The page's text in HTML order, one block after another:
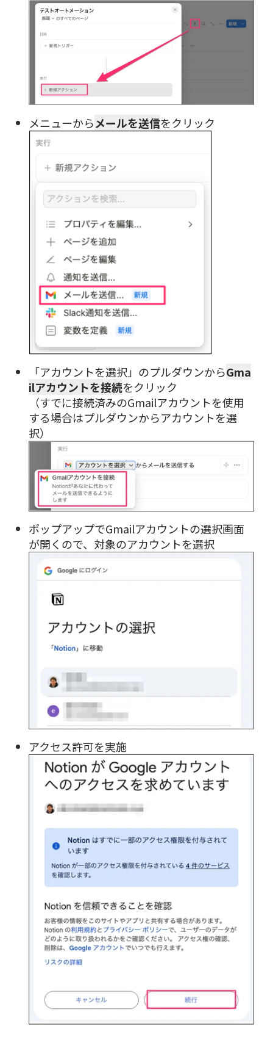
メニューからメールを送信をクリック
「アカウントを選択」 のプルダウンからGma
ilアカウントを接続をクリック
（すでに接続済みのGmailアカウントを使用
する場合はプルダウンからアカウントを選
択）
ポップアップでGmailアカウントの選択画面
が開くので、対象のアカウントを選択
アクセス許可を実施